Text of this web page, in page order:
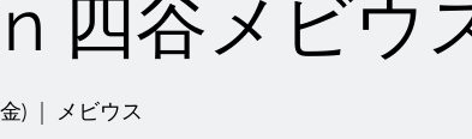
四谷メビウ
) メビウス